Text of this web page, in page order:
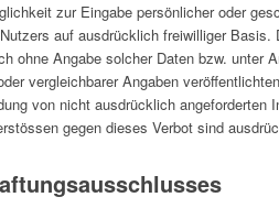
zur Eingabe persönlicher oder
auf ausdrücklich freiwilliger
ohne Angabe solcher Daten bzw. unter
vergleichbarer Angaben
von nicht ausdrücklich
gegen dieses Verbot sind